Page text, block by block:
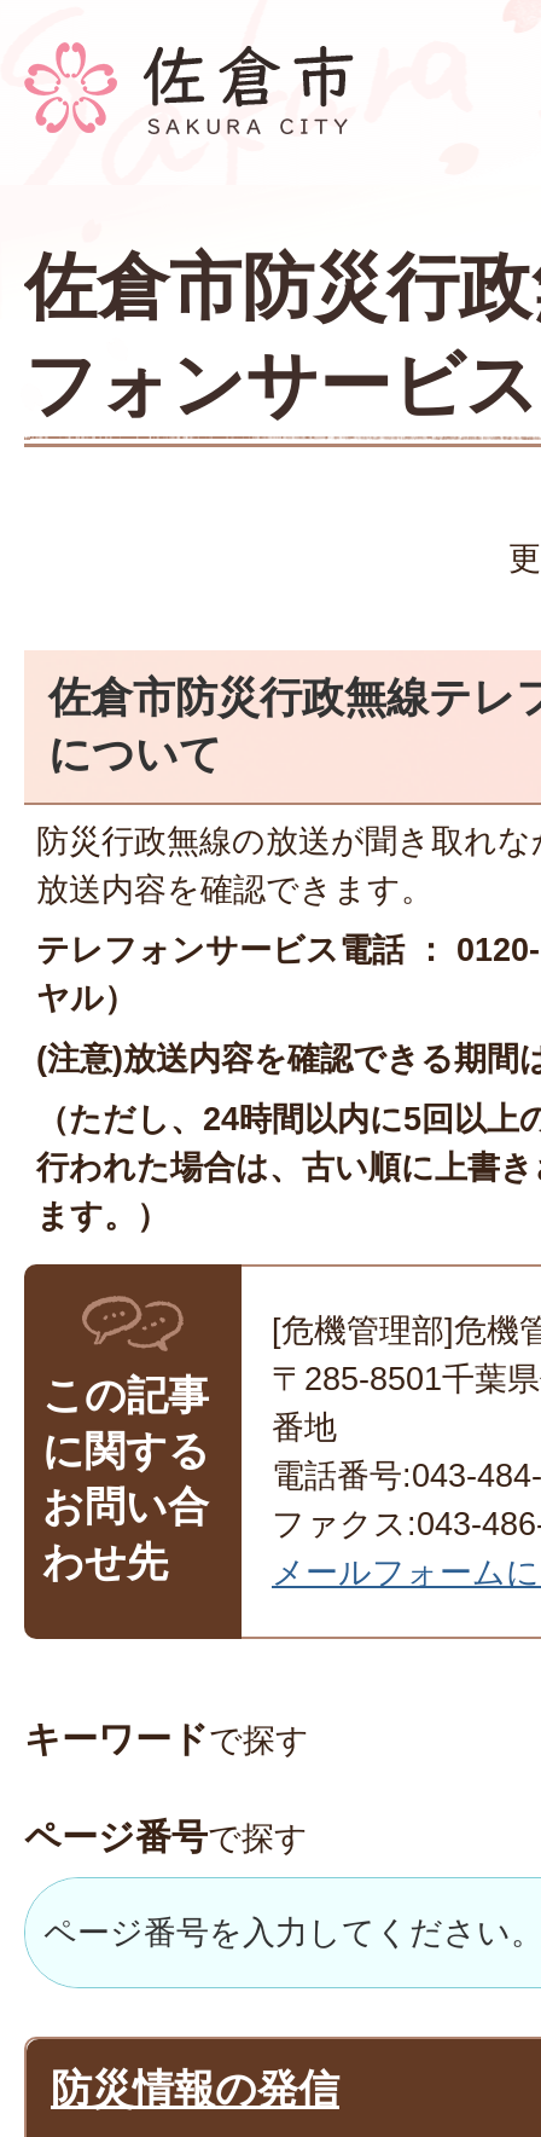
佐倉市防災行
フォンサービス
佐倉市防災行政無線テレ
について
防災行政無線の放送が聞き取れ
放送内容を確認できます。
テレフォンサービス電話 ：
ヤル）
(注意)放送内容を確認できる期間
（ただし、24時間以内に5回以上
行われた場合は、古い順に上書
ます。）
この記事
に関する
お問い合
わせ先
[危機管理部]危機
〒285-8501千葉
番地
電話番号:043-
ファクス:043-
メールフォーム
キーワードで探す
ページ番号で探す
防災情報の発信